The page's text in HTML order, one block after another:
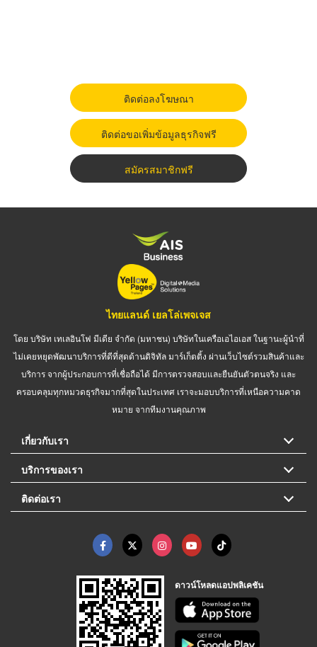
ติดต่อลงโฆษณา
ติดต่อขอเพิ่มข้อมูลธุรกิจฟรี
สมัครสมาชิกฟรี
ไทยแลนด์ เยลโล่เพจเจส
โดย บริษัท เทเลอินโฟ มีเดีย จำกัด (มหาชน) บริษัทในเครือเอไอเอส ในฐานะผู้นำที่
ไม่เคยหยุดพัฒนาบริการที่ดีที่สุดด้านดิจิทัล มาร์เก็ตติ้ง ผ่านเว็บไซต์รวมสินค้าและ
บริการ จากผู้ประกอบการที่เชื่อถือได้ มีการตรวจสอบและยืนยันตัวตนจริง และ
ครอบคลุมทุกหมวดธุรกิจมากที่สุดในประเทศ เราจะมอบบริการที่เหนือความคาด
หมาย จากทีมงานคุณภาพ
เกี่ยวกับเรา
บริการของเรา
ติดต่อเรา
ดาวน์โหลดแอปพลิเคชัน